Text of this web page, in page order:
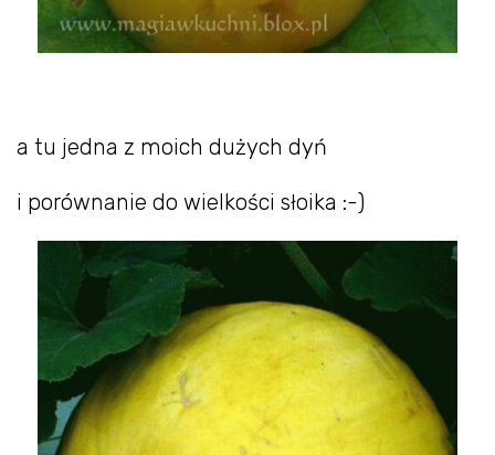
a tu jedna z moich dużych dyń
i porównanie do wielkości słoika :-)